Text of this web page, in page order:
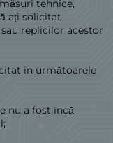
tehnice,
ați solicitat
replicilor acestor
în următoarele
nu a fost încă